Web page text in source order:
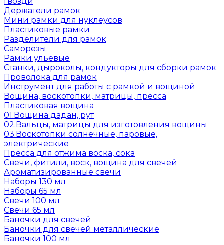
Держатели рамок
Мини рамки для нуклеусов
Пластиковые рамки
Разделители для рамок
Саморезы
Рамки ульевые
Станки, дыроколы, кондукторы для сборки рамок
Проволока для рамок
Инструмент для работы с рамкой и вощиной
Вощина, воскотопки, матрицы, пресса
Пластиковая вощина
01.Вощина дадан, рут
02.Вальцы, матрицы для изготовления вощины
03.Воскотопки солнечные, паровые,
электрические
Пресса для отжима воска, сока
Свечи, фитили, воск, вощина для свечей
Ароматизированные свечи
Наборы 130 мл
Наборы 65 мл
Свечи 100 мл
Свечи 65 мл
Баночки для свечей
Баночки для свечей металлические
Баночки 100 мл